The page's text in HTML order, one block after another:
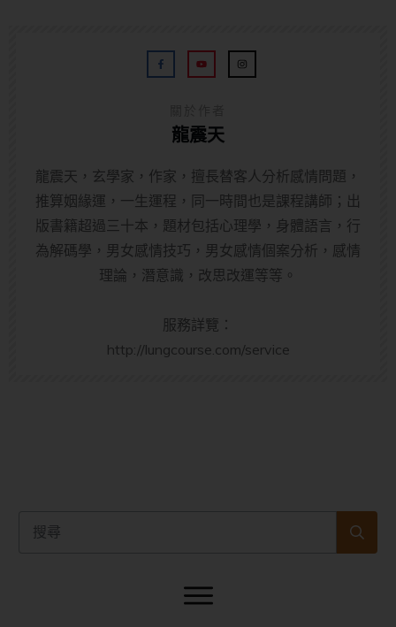
龍震天
龍震天，玄學家，作家，擅長替客人分析感情問題，
推算姻緣運，一生運程，同一時間也是課程講師；出
版書籍超過三十本，題材包括心理學，身體語言，行
為解碼學，男女感情技巧，男女感情個案分析，感情
理論，潛意識，改思改運等等。
服務詳覽：
http://lungcourse.com/service